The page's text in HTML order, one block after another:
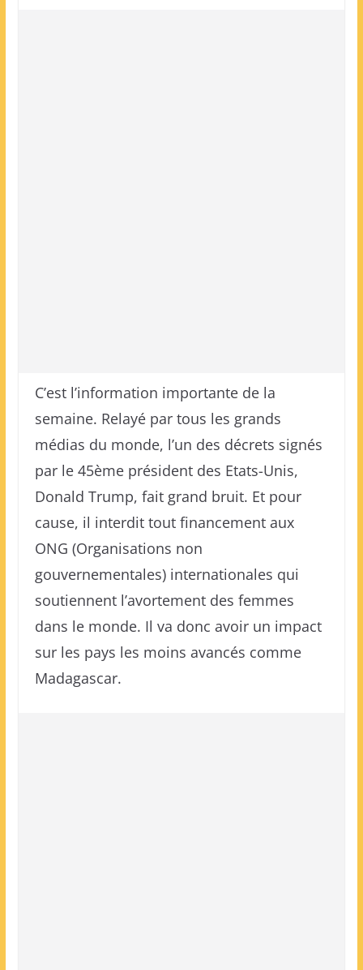
C’est l’information importante de la
semaine. Relayé par tous les grands
médias du monde, l’un des décrets signés
par le 45ème président des Etats-Unis,
Donald Trump, fait grand bruit. Et pour
cause, il interdit tout financement aux
ONG (Organisations non
gouvernementales) internationales qui
soutiennent l’avortement des femmes
dans le monde. Il va donc avoir un impact
sur les pays les moins avancés comme
Madagascar.